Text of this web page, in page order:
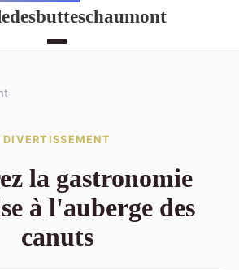
DIVERTISSEMENT
la gastronomie
à l'auberge des
canuts